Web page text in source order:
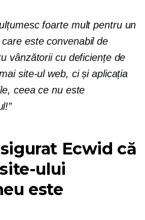
foarte mult pentru un
este convenabil de
vânzătorii cu deficiențe de
site-ul web, ci și aplicația
ceea ce nu este
Ecwid că
ului
este